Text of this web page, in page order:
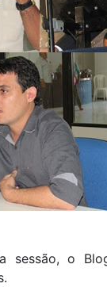
sessão, o